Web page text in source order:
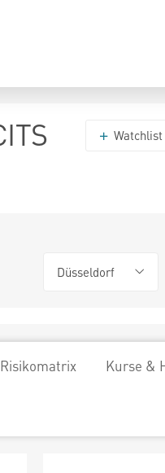
Watchlist
Düsseldorf
Risikomatrix Kurse &